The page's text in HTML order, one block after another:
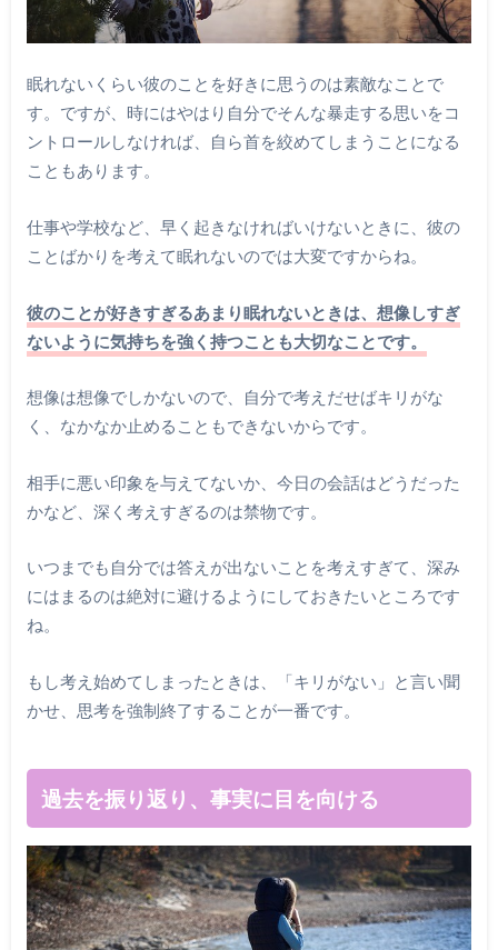
眠れないくらい彼のことを好きに思うのは素敵なことで
す。ですが、時にはやはり自分でそんな暴走する思いをコ
ントロールしなければ、自ら首を絞めてしまうことになる
こともあります。
仕事や学校など、早く起きなければいけないときに、彼の
ことばかりを考えて眠れないのでは大変ですからね。
彼のことが好きすぎるあまり眠れないときは、想像しすぎ
ないように気持ちを強く持つことも大切なことです。
想像は想像でしかないので、自分で考えだせばキリがな
く、なかなか止めることもできないからです。
相手に悪い印象を与えてないか、今日の会話はどうだった
かなど、深く考えすぎるのは禁物です。
いつまでも自分では答えが出ないことを考えすぎて、深み
にはまるのは絶対に避けるようにしておきたいところです
ね。
もし考え始めてしまったときは、「キリがない」と言い聞
かせ、思考を強制終了することが一番です。
過去を振り返り、事実に目を向ける